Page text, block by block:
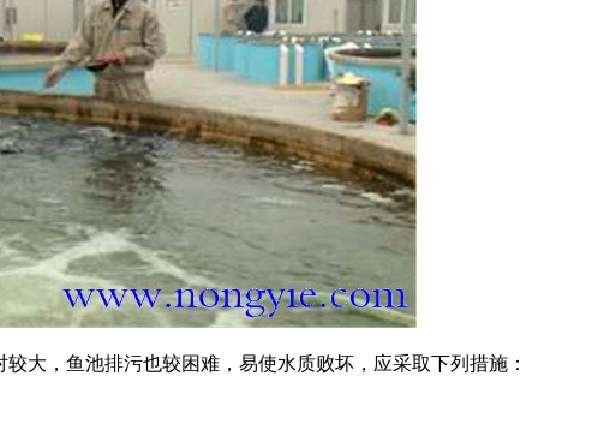
大，鱼池排污也较困难，易使水质败坏，应采取下列措施：